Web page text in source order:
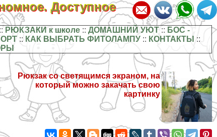
Доступное
РЮКЗАКИ к школе:: ДОМАШНИЙ УЮТ:: БОС -
:: КАК ВЫБРАТЬ ФИТОЛАМПУ :: КОНТАКТЫ ::
Рюкзак со светящимся экраном, на
который можно закачать свою
картинку